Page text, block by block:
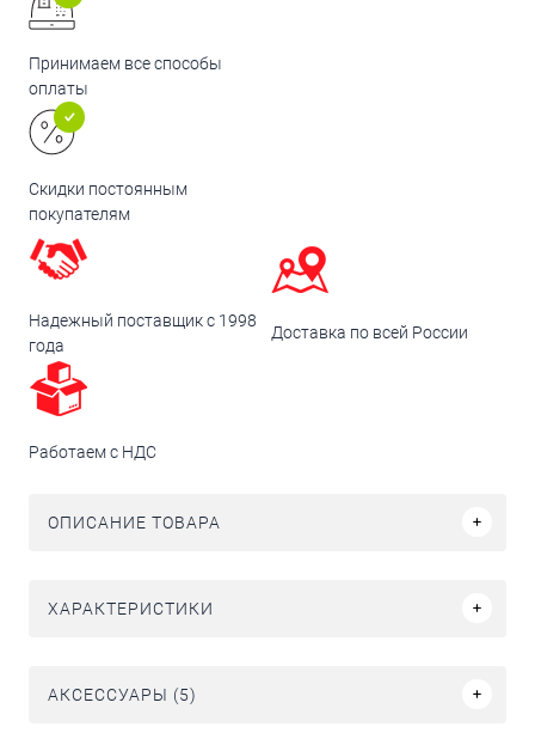
Принимаем все способы
оплаты
Скидки постоянным
покупателям
Надежный поставщик с 1998
года
Доставка по всей России
Работаем с НДС
ОПИСАНИЕ ТОВАРА
ХАРАКТЕРИСТИКИ
АКСЕССУАРЫ (5)